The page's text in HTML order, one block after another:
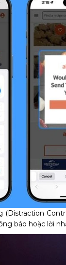
báo hoặc lời